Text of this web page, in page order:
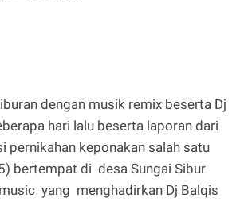
dengan musik remix beserta Dj
hari lalu beserta laporan dari
pernikahan keponakan salah satu
bertempat di desa Sungai Sibur
yang menghadirkan Dj Balqis